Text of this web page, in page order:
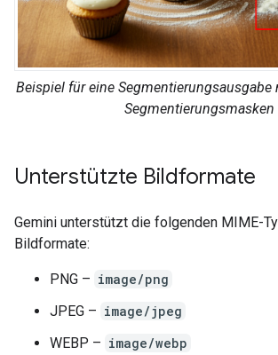
Beispiel für eine
Segmentierungsmasken
Unterstützte Bildformate
Gemini unterstützt die folgenden MIME-
Bildformate:
PNG – image/png
JPEG – image/jpeg
WEBP – image/webp